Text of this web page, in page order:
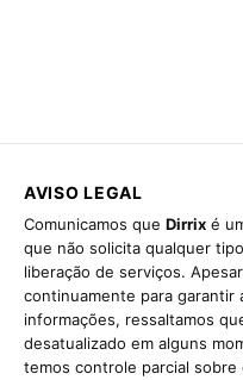
AVISO LEGAL
Comunicamos que Dirrix é
que não solicita qualquer
liberação de serviços.
continuamente para garantir
informações, ressaltamos
desatualizado em alguns
temos controle parcial